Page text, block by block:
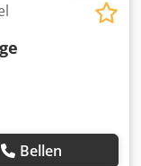
Bellen